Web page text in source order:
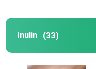
Inulin (33)